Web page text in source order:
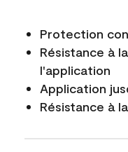
Protection
Résistance à
l'application
Application
Résistance à